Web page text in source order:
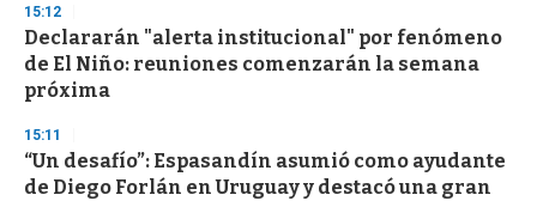
15:12
Declararán "alerta institucional" por fenómeno
de El Niño: reuniones comenzarán la semana
próxima
15:11
“Un desafío”: Espasandín asumió como ayudante
de Diego Forlán en Uruguay y destacó una gran